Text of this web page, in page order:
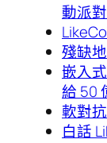
動派
殘缺
嵌入
給 50
軟對
白話